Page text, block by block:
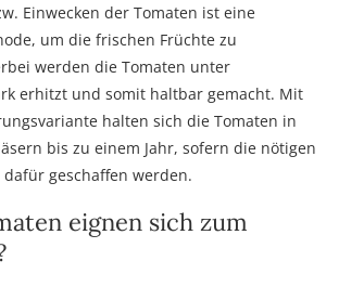
Einwecken der Tomaten ist eine
um die frischen Früchte zu
werden die Tomaten unter
erhitzt und somit haltbar gemacht. Mit
halten sich die Tomaten in
bis zu einem Jahr, sofern die nötigen
geschaffen werden.
eignen sich zum